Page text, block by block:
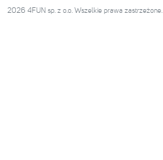
2026 4FUN sp. z o.o. Wszelkie prawa zastrzeżone.